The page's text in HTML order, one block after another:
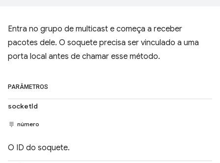
Entra no grupo de multicast e começa a receber
pacotes dele. O soquete precisa ser vinculado a uma
porta local antes de chamar esse método.
PARÂMETROS
socketId
número
O ID do soquete.